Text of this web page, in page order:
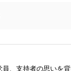
、支持者の思いを背